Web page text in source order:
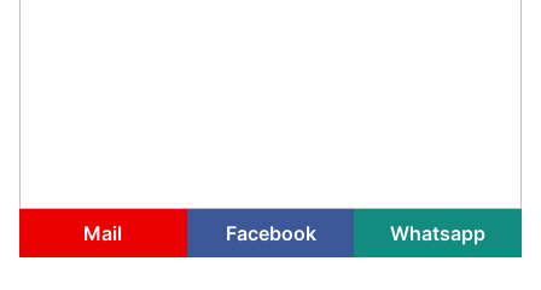
Mail Facebook Whatsapp